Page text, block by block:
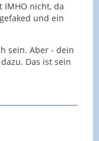
IMHO nicht, da
und ein
sein. Aber - dein
Das ist sein